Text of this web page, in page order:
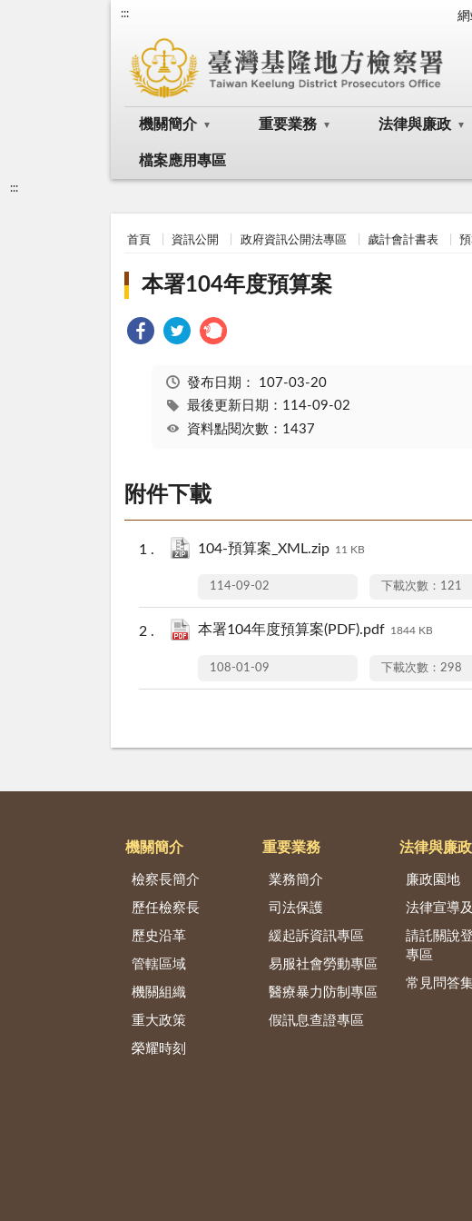
:::
機關簡介 重要業務 法律與廉政
檔案應用專區
:::
首頁 資訊公開 政府資訊公開法專區 歲計會計書表
本署104年度預算案
發布日期： 107-03-20
最後更新日期：114-09-02
資料點閱次數：1437
附件下載
104-預算案_XML.zip 11 KB
114-09-02 下載次數：121
本署104年度預算案(PDF).pdf 1844 KB
108-01-09 下載次數：298
機關簡介
檢察長簡介
歷任檢察長
歷史沿革
管轄區域
機關組織
重大政策
榮耀時刻
重要業務
業務簡介
司法保護
緩起訴資訊專區
易服社會勞動專區
醫療暴力防制專區
假訊息查證專區
法律與廉政
廉政園地
法律宣導
請託關說
專區
常見問答